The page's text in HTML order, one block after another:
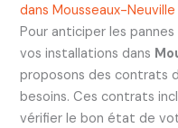
dans Mousseaux-
Pour anticiper les
vos installations dans
proposons des contrats
besoins. Ces contrats
vérifier le bon état de